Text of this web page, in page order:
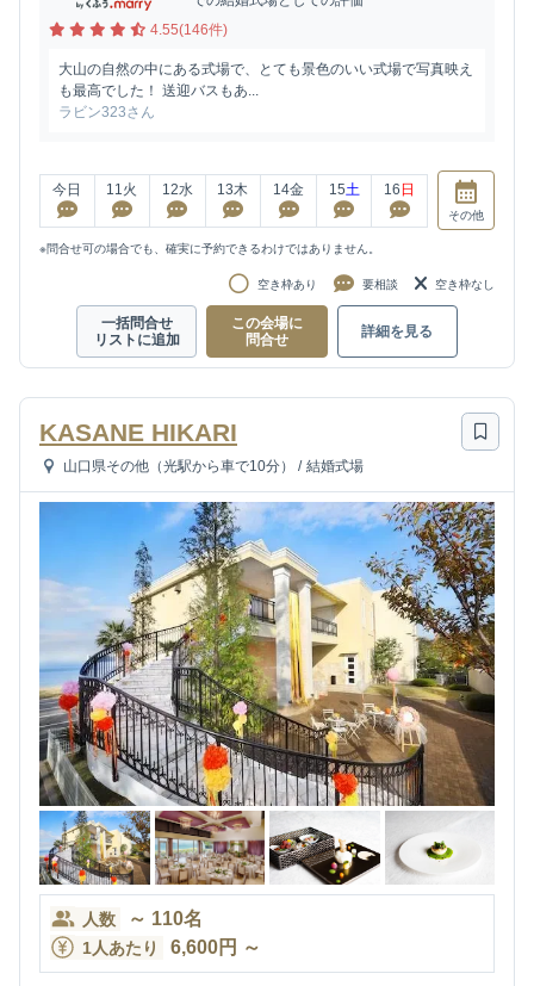
4.55(146件)
大山の自然の中にある式場で、とても景色のいい式場で写真映え
も最高でした！ 送迎バスもあ...
ラビン323さん
今日 11 火 12水 13木 14金 15土 16 日
その他
※問合せ可の場合でも、確実に予約できるわけではありません。
空き枠あり 要相談 空き枠なし
一括問合せ
リストに追加
この会場に
問合せ
詳細を見る
KASANE HIKARI
山口県その他（光駅から車で10分） / 結婚式場
人数 ～ 110名
1人あたり 6,600円 ～